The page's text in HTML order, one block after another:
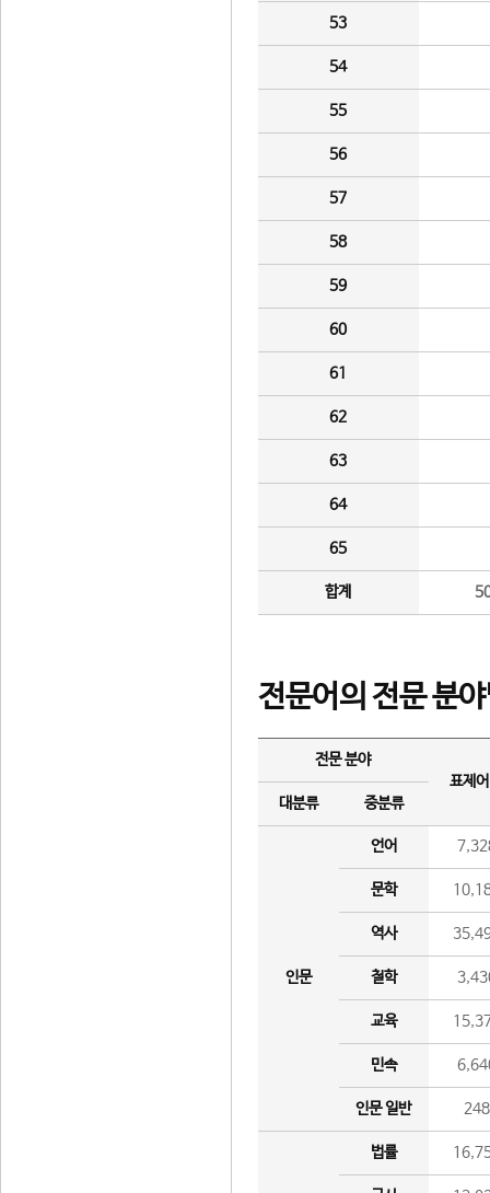
53
54
55
56
57
58
59
60
61
62
63
64
65
합계
전문어의 전문 분
전문 분야
표제
대분류
중분류
인문
언어
문학
역사
철학
교육
민속
인문 일반 248
법률